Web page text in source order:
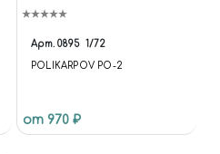
Арт. 0895 1/72
POLIKARPOV PO-2
от 970 ₽